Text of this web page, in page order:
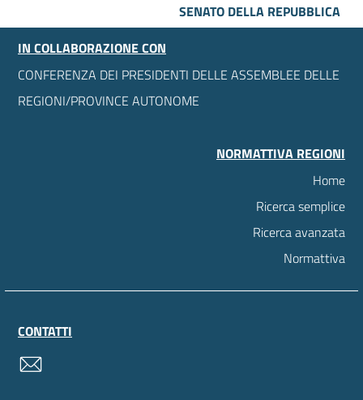
SENATO DELLA REPUBBLICA
IN COLLABORAZIONE CON
CONFERENZA DEI PRESIDENTI DELLE ASSEMBLEE DELLE
REGIONI/PROVINCE AUTONOME
NORMATTIVA REGIONI
Home
Ricerca semplice
Ricerca avanzata
Normattiva
CONTATTI